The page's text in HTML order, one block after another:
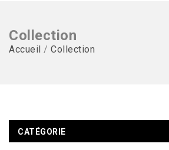
Collection
Accueil / Collection
CATÉGORIE